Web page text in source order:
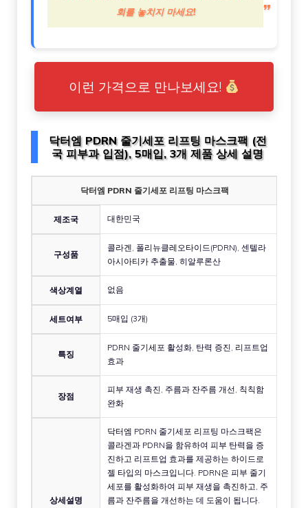
회를 놓치지 마세요!
이런 가격으로 만나보세요!
닥터엠 PDRN 줄기세포 리프팅 마스크팩 (전
국 피부과 입점), 5매입, 3개 제품 상세 설명
닥터엠 PDRN 줄기세포 리프팅 마스크팩
제조국 대한민국
구성품
콜라겐, 폴리뉴클레오타이드(PDRN), 센텔라
아시아티카 추출물, 히알루론산
색상계열 없음
세트여부 5매입 (3개)
특징
PDRN 줄기세포 활성화, 탄력 증진, 리프트업
효과
장점
피부 재생 촉진, 주름과 잔주름 개선, 칙칙함
완화
상세설명
닥터엠 PDRN 줄기세포 리프팅 마스크팩은
콜라겐과 PDRN을 함유하여 피부 탄력을 증
진하고 리프트업 효과를 제공하는 하이드로
젤 타입의 마스크입니다. PDRN은 피부 줄기
세포를 활성화하여 피부 재생을 촉진하고, 주
름과 잔주름을 개선하는 데 도움이 됩니다.